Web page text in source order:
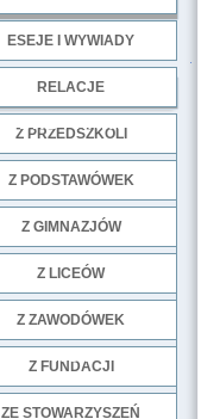
ESEJE I WYWIADY
RELACJE
Z PRZEDSZKOLI
Z PODSTAWÓWEK
Z GIMNAZJÓW
Z LICEÓW
Z ZAWODÓWEK
Z FUNDACJI
ZE STOWARZYSZEŃ